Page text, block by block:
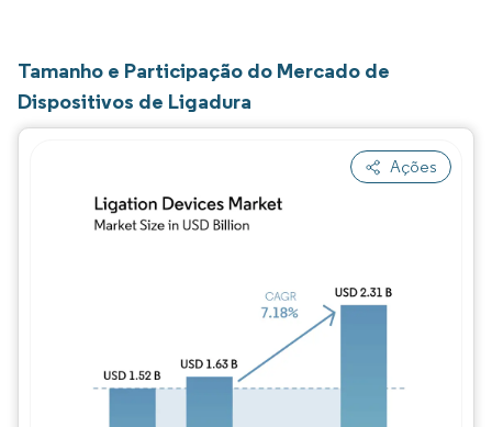
Tamanho e Participação do Mercado de
Dispositivos de Ligadura
Ações